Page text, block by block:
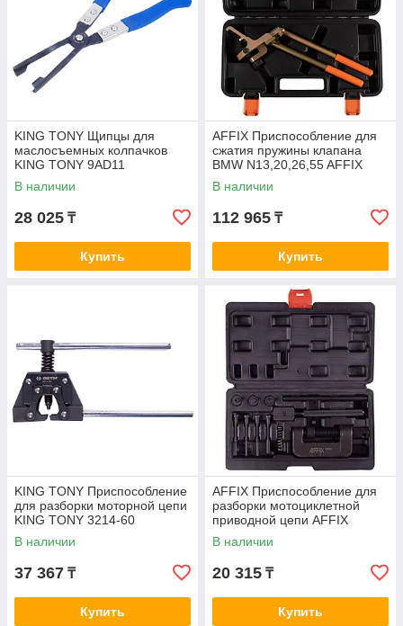
KING TONY Щипцы для
маслосъемных колпачков
KING TONY 9AD11
В наличии
28 025 ₸
Купить
AFFIX Приспособление для
сжатия пружины клапана
BMW N13,20,26,55 AFFIX
AF10321240C
В наличии
112 965 ₸
Купить
KING TONY Приспособление
для разборки моторной цепи
KING TONY 3214-60
В наличии
37 367 ₸
Купить
AFFIX Приспособление для
разборки мотоциклетной
приводной цепи AFFIX
AF10322900
В наличии
20 315 ₸
Купить